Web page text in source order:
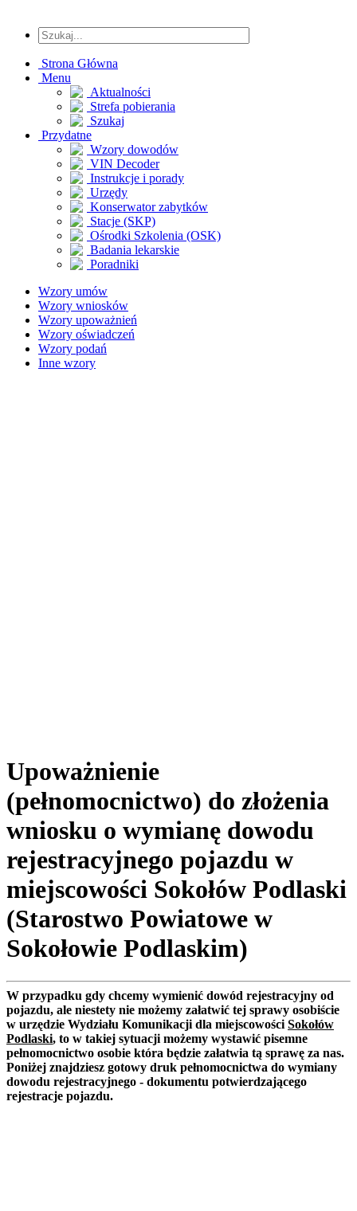
Strona Główna
Menu
Aktualności
Strefa pobierania
Szukaj
Przydatne
Wzory dowodów
VIN Decoder
Instrukcje i porady
Urzędy
Konserwator zabytków
Stacje (SKP)
Ośrodki Szkolenia (OSK)
Badania lekarskie
Poradniki
Wzory umów
Wzory wniosków
Wzory upoważnień
Wzory oświadczeń
Wzory podań
Inne wzory
Upoważnienie
(pełnomocnictwo) do złożenia
wniosku o wymianę dowodu
rejestracyjnego pojazdu w
miejscowości Sokołów Podlaski
(Starostwo Powiatowe w
Sokołowie Podlaskim)
W przypadku gdy chcemy wymienić dowód rejestracyjny od
pojazdu, ale niestety nie możemy załatwić tej sprawy osobiście
w urzędzie Wydziału Komunikacji dla miejscowości Sokołów
Podlaski, to w takiej sytuacji możemy wystawić pisemne
pełnomocnictwo osobie która będzie załatwia tą sprawę za nas.
Poniżej znajdziesz gotowy druk pełnomocnictwa do wymiany
dowodu rejestracyjnego - dokumentu potwierdzającego
rejestracje pojazdu.